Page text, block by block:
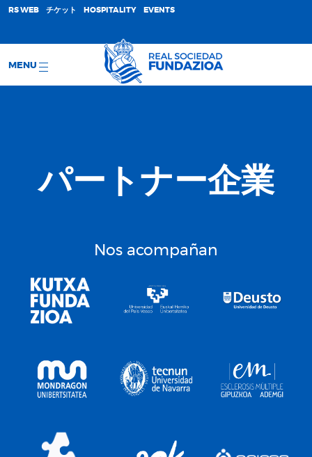
RS WEB チケット HOSPITALITY EVENTS
MENU
パートナー企業
Nos acompañan